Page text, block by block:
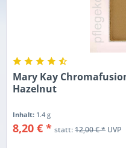
Mary Kay
Hazelnut
Inhalt: 1.4 g
8,20 € * statt:12,00 € *UVP